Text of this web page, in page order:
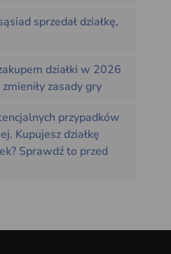
sprzedał działkę,
działki w 2026
zasady gry
przypadków
Kupujesz działkę
Sprawdź to przed